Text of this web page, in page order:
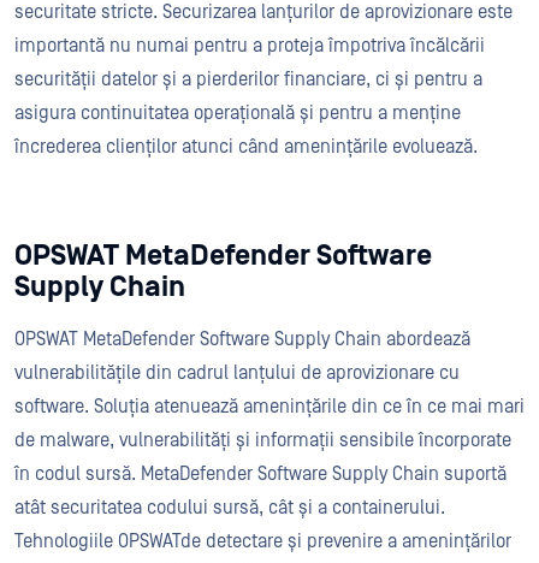
securitate stricte. Securizarea lanțurilor de aprovizionare este
importantă nu numai pentru a proteja împotriva încălcării
securității datelor și a pierderilor financiare, ci și pentru a
asigura continuitatea operațională și pentru a menține
încrederea clienților atunci când amenințările evoluează.
OPSWAT MetaDefender Software
Supply Chain
OPSWAT MetaDefender Software Supply Chain abordează
vulnerabilitățile din cadrul lanțului de aprovizionare cu
software. Soluția atenuează amenințările din ce în ce mai mari
de malware, vulnerabilități și informații sensibile încorporate
în codul sursă. MetaDefender Software Supply Chain suportă
atât securitatea codului sursă, cât și a containerului.
Tehnologiile OPSWATde detectare și prevenire a amenințărilor